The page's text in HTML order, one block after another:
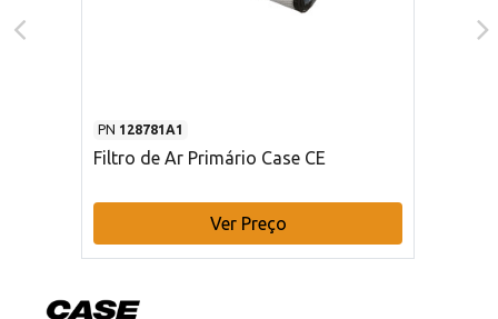
PN 128781A1
Filtro de Ar Primário Case CE
Ver Preço